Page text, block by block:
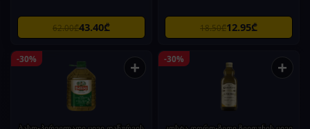
62.00₾43.40₾ 18.50₾12.95₾
-30% + -30% +